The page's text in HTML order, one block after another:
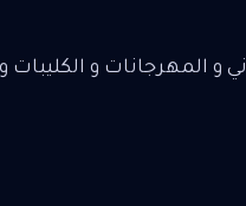
و المهرجانات و الكليبات